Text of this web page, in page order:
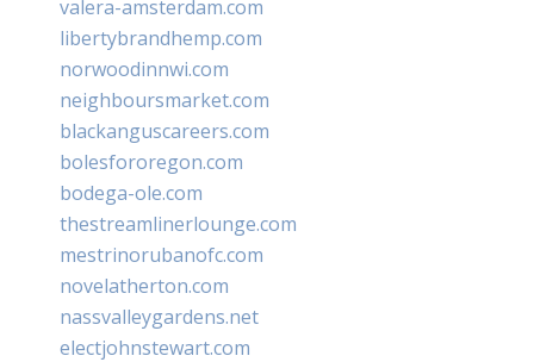
valera-amsterdam.com
libertybrandhemp.com
norwoodinnwi.com
neighboursmarket.com
blackanguscareers.com
bolesfororegon.com
bodega-ole.com
thestreamlinerlounge.com
mestrinorubanofc.com
novelatherton.com
nassvalleygardens.net
electjohnstewart.com